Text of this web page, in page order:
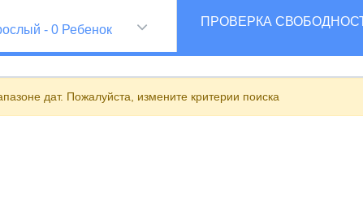
-0 Ребенок
ПРОВЕРКА
дат. Пожалуйста, измените критерии поиска